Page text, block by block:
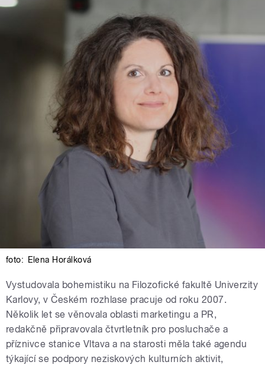
foto: Elena Horálková
Vystudovala bohemistiku na Filozofické fakultě Univerzity
Karlovy, v Českém rozhlase pracuje od roku 2007.
Několik let se věnovala oblasti marketingu a PR,
redakčně připravovala čtvrtletník pro posluchače a
příznivce stanice Vltava a na starosti měla také agendu
týkající se podpory neziskových kulturních aktivit,